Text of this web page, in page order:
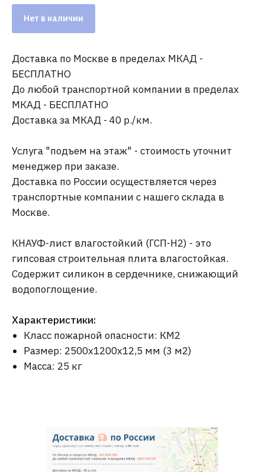
Нет в наличии
Доставка по Москве в пределах МКАД -
БЕСПЛАТНО
До любой транспортной компании в пределах
МКАД - БЕСПЛАТНО
Доставка за МКАД - 40 р./км.
Услуга "подъем на этаж" - стоимость уточнит
менеджер при заказе.
Доставка по России осуществляется через
транспортные компании с нашего склада в
Москве.
КНАУФ-лист влагостойкий (ГСП-Н2) - это
гипсовая строительная плита влагостойкая.
Содержит силикон в сердечнике, снижающий
водопоглощение.
Характеристики:
Класс пожарной опасности: КМ2
Размер: 2500х1200х12,5 мм (3 м2)
Масса: 25 кг